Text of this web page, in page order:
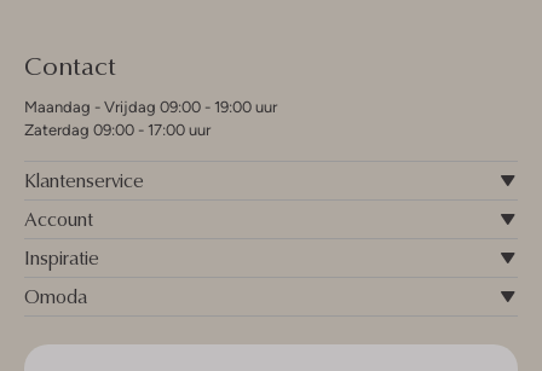
Contact
Maandag - Vrijdag 09:00 - 19:00 uur
Zaterdag 09:00 - 17:00 uur
Klantenservice
Account
Inspiratie
Omoda